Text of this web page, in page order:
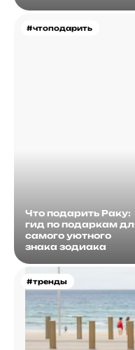
#чтоподарить
Что подарить Раку:
гид по подаркам
самого уютного
знака зодиака
#тренды